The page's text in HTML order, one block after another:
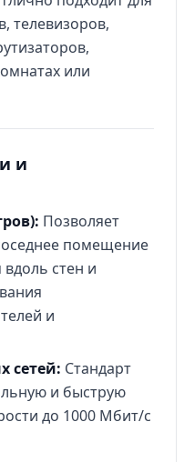
телевизоров,
или
и
Позволяет
помещение
стен и
и
сетей: Стандарт
и быструю
до 1000 Мбит/с